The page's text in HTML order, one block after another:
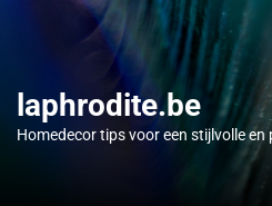
content
laphrodite.be
Homedecor tips voor een stijlvolle